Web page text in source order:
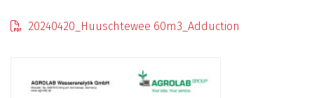
20240420_Huuschtewee 60m3_Adduction